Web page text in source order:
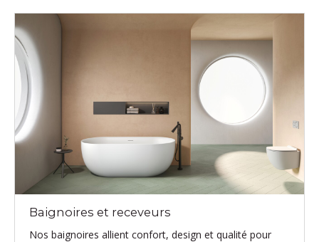
Baignoires et receveurs
Nos baignoires allient confort, design et qualité pour